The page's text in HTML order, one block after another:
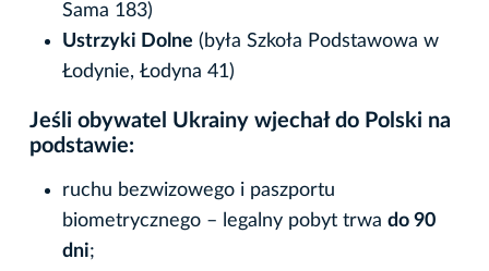
Sama 183)
Ustrzyki Dolne (była Szkoła Podstawowa w
Łodynie, Łodyna 41)
Jeśli obywatel Ukrainy wjechał do Polski na
podstawie:
ruchu bezwizowego i paszportu
biometrycznego – legalny pobyt trwa do 90
dni;